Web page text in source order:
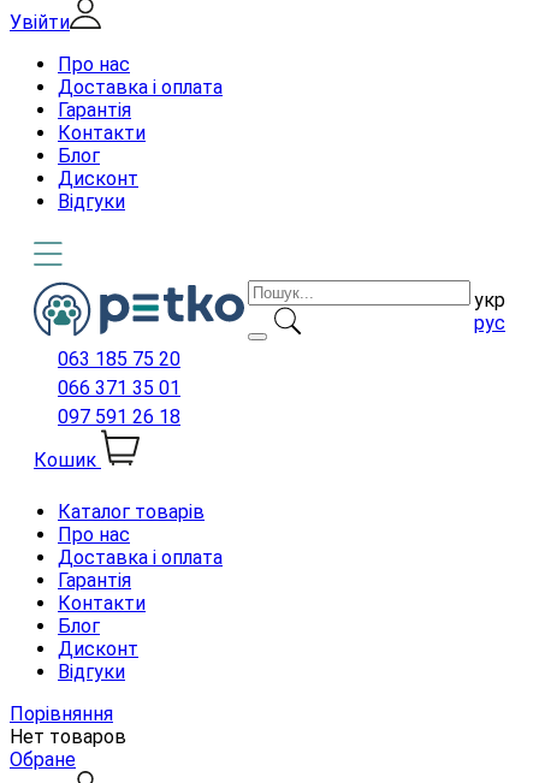
Увійти
Про нас
Доставка і оплата
Гарантія
Контакти
Блог
Дисконт
Відгуки
укр
рус
063 185 75 20
066 371 35 01
097 591 26 18
Кошик
Каталог товарів
Про нас
Доставка і оплата
Гарантія
Контакти
Блог
Дисконт
Відгуки
Порівняння
Нет товаров
Обране